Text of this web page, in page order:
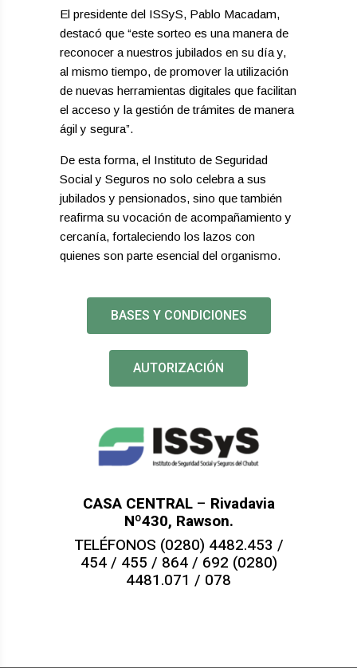
El presidente del ISSyS, Pablo Macadam,
destacó que “este sorteo es una manera de
reconocer a nuestros jubilados en su día y,
al mismo tiempo, de promover la utilización
de nuevas herramientas digitales que facilitan
el acceso y la gestión de trámites de manera
ágil y segura”.
De esta forma, el Instituto de Seguridad
Social y Seguros no solo celebra a sus
jubilados y pensionados, sino que también
reafirma su vocación de acompañamiento y
cercanía, fortaleciendo los lazos con
quienes son parte esencial del organismo.
BASES Y CONDICIONES
AUTORIZACIÓN
CASA CENTRAL– Rivadavia
Nº430, Rawson.
TELÉFONOS (0280) 4482.453 /
454 / 455 / 864 / 692 (0280)
4481.071 / 078